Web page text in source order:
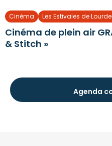
Cinéma Les Estivales de
Cinéma de plein air
& Stitch »
Agenda